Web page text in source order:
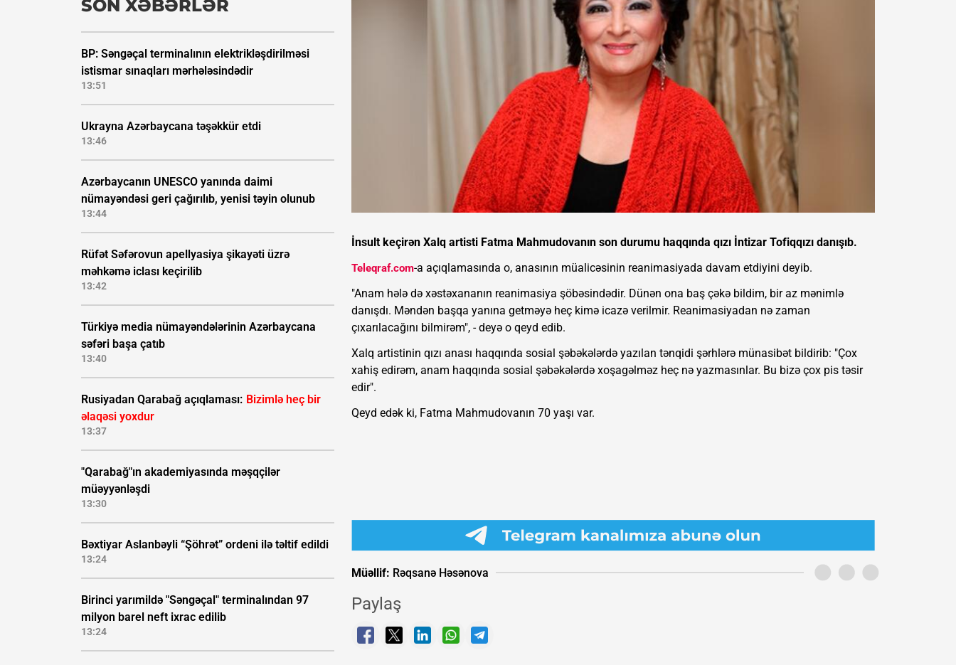
SON XƏBƏRLƏR
BP: Səngəçal terminalının elektrikləşdirilməsi
istismar sınaqları mərhələsindədir
13:51
Ukrayna Azərbaycana təşəkkür etdi
13:46
Azərbaycanın UNESCO yanında daimi
nümayəndəsi geri çağırılıb, yenisi təyin olunub
13:44
Rüfət Səfərovun apellyasiya şikayəti üzrə
məhkəmə iclası keçirilib
13:42
Türkiyə media nümayəndələrinin Azərbaycana
səfəri başa çatıb
13:40
Rusiyadan Qarabağ açıqlaması: Bizimlə heç bir
əlaqəsi yoxdur
13:37
"Qarabağ"ın akademiyasında məşqçilər
müəyyənləşdi
13:30
Bəxtiyar Aslanbəyli “Şöhrət” ordeni ilə təltif edildi
13:24
Birinci yarımildə "Səngəçal" terminalından 97
milyon barel neft ixrac edilib
13:24
İnsult keçirən Xalq artisti Fatma Mahmudovanın son durumu haqqında qızı İntizar Tofiqqızı danışıb.
Teleqraf.com-a açıqlamasında o, anasının müalicəsinin reanimasiyada davam etdiyini deyib.
"Anam hələ də xəstəxananın reanimasiya şöbəsindədir. Dünən ona baş çəkə bildim, bir az mənimlə
danışdı. Məndən başqa yanına getməyə heç kimə icazə verilmir. Reanimasiyadan nə zaman
çıxarılacağını bilmirəm", - deyə o qeyd edib.
Xalq artistinin qızı anası haqqında sosial şəbəkələrdə yazılan tənqidi şərhlərə münasibət bildirib: "Çox
xahiş edirəm, anam haqqında sosial şəbəkələrdə xoşagəlməz heç nə yazmasınlar. Bu bizə çox pis təsir
edir".
Qeyd edək ki, Fatma Mahmudovanın 70 yaşı var.
Müəllif: Rəqsanə Həsənova
Paylaş